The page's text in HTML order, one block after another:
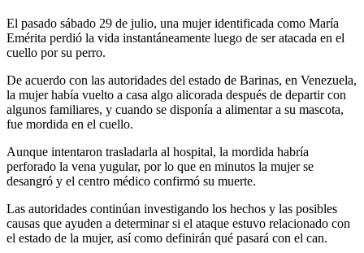
El pasado sábado 29 de julio, una mujer identificada como María
Emérita perdió la vida instantáneamente luego de ser atacada en el
cuello por su perro.
De acuerdo con las autoridades del estado de Barinas, en Venezuela,
la mujer había vuelto a casa algo alicorada después de departir con
algunos familiares, y cuando se disponía a alimentar a su mascota,
fue mordida en el cuello.
Aunque intentaron trasladarla al hospital, la mordida habría
perforado la vena yugular, por lo que en minutos la mujer se
desangró y el centro médico confirmó su muerte.
Las autoridades continúan investigando los hechos y las posibles
causas que ayuden a determinar si el ataque estuvo relacionado con
el estado de la mujer, así como definirán qué pasará con el can.